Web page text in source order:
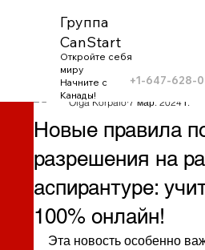
Группа
CanStart
Откройте себя
миру
Начните с
Канады!
+1-647-628-
Новые правила
разрешения на
аспирантуре:
100% онлайн!
Olga Korpalo 7 мар. 2024 г.
Эта новость особенно